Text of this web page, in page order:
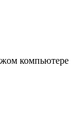
компьютере